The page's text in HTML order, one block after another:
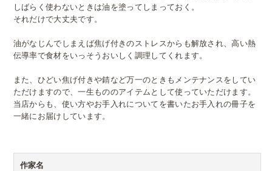
しばらく使わないときは油を塗ってしまっておく。
それだけで大丈夫です。
油がなじんでしまえば焦げ付きのストレスからも解放され、高い熱
伝導率で食材をいっそうおいしく調理してくれます。
また、ひどい焦げ付きや錆など万一のときもメンテナンスをしてい
ただけますので、一生もののアイテムとして使っていただけます。
当店からも、使い方やお手入れについてを書いたお手入れの冊子を
一緒にお届けしています。
作家名